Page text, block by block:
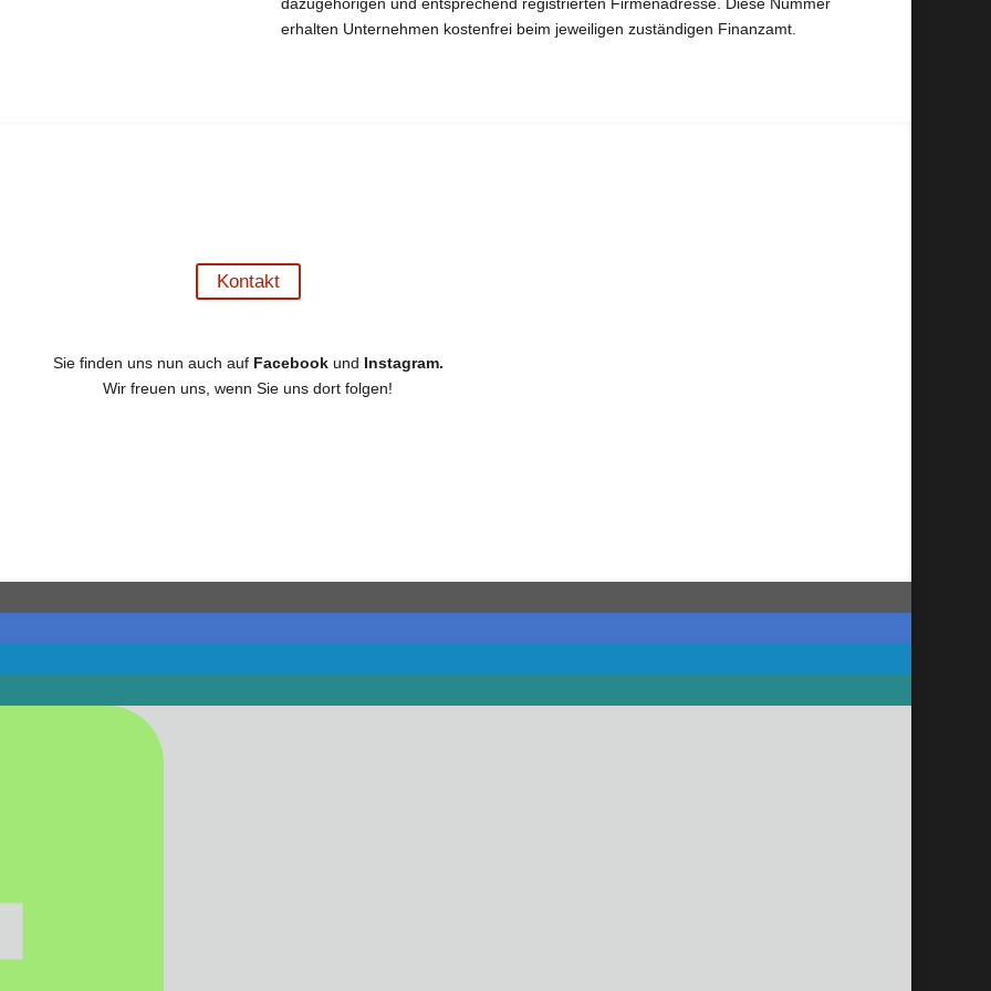
dazugehörigen und entsprechend registrierten Firmenadresse. Diese Nummer
erhalten Unternehmen kostenfrei beim jeweiligen zuständigen Finanzamt.
Kontakt
Sie finden uns nun auch auf Facebookund Instagram.
Wir freuen uns, wenn Sie uns dort folgen!